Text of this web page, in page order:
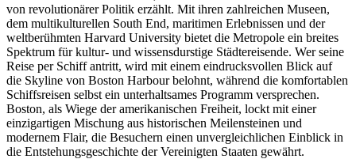
von revolutionärer Politik erzählt. Mit ihren zahlreichen Museen,
dem multikulturellen South End, maritimen Erlebnissen und der
weltberühmten Harvard University bietet die Metropole ein breites
Spektrum für kultur- und wissensdurstige Städtereisende. Wer seine
Reise per Schiff antritt, wird mit einem eindrucksvollen Blick auf
die Skyline von Boston Harbour belohnt, während die komfortablen
Schiffsreisen selbst ein unterhaltsames Programm versprechen.
Boston, als Wiege der amerikanischen Freiheit, lockt mit einer
einzigartigen Mischung aus historischen Meilensteinen und
modernem Flair, die Besuchern einen unvergleichlichen Einblick in
die Entstehungsgeschichte der Vereinigten Staaten gewährt.